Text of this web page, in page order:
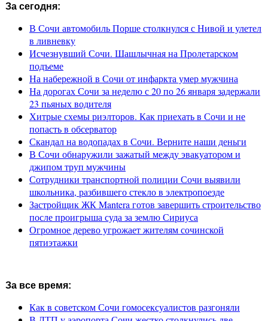
За сегодня:
В Сочи автомобиль Порше столкнулся с Нивой и улетел
в ливневку
Исчезнувший Сочи. Шашлычная на Пролетарском
подъеме
На набережной в Сочи от инфаркта умер мужчина
На дорогах Сочи за неделю с 20 по 26 января задержали
23 пьяных водителя
Хитрые схемы риэлторов. Как приехать в Сочи и не
попасть в обсерватор
Скандал на водопадах в Сочи. Верните наши деньги
В Сочи обнаружили зажатый между эвакуатором и
джипом труп мужчины
Сотрудники транспортной полиции Сочи выявили
школьника, разбившего стекло в электропоезде
Застройщик ЖК Mantera готов завершить строительство
после проигрыша суда за землю Сириуса
Огромное дерево угрожает жителям сочинской
пятиэтажки
За все время:
Как в советском Сочи гомосексуалистов разгоняли